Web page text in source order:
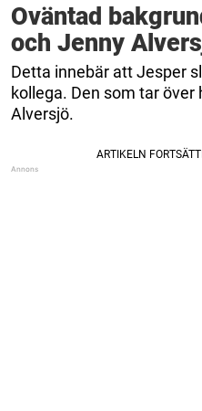
Oväntad
och Jenny
Detta innebär att Jesper
kollega. Den som tar
Alversjö.